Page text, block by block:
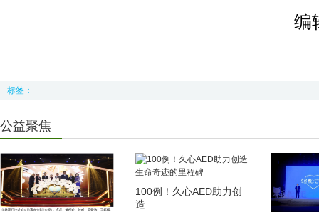
编
标签：
公益聚焦
100例！久心AED助力创
造